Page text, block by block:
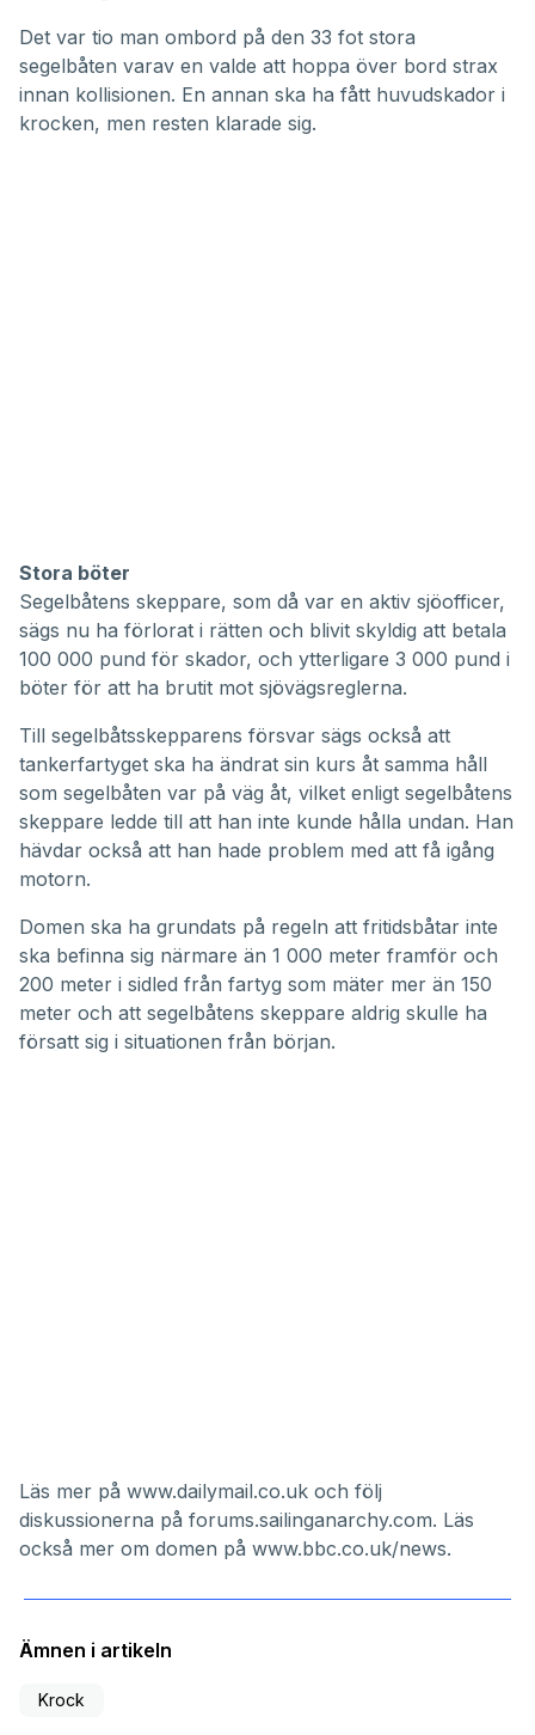
Det var tio man ombord på den 33 fot stora
segelbåten varav en valde att hoppa över bord strax
innan kollisionen. En annan ska ha fått huvudskador i
krocken, men resten klarade sig.
Stora böter
Segelbåtens skeppare, som då var en aktiv sjöofficer,
sägs nu ha förlorat i rätten och blivit skyldig att betala
100 000 pund för skador, och ytterligare 3 000 pund i
böter för att ha brutit mot sjövägsreglerna.
Till segelbåtsskepparens försvar sägs också att
tankerfartyget ska ha ändrat sin kurs åt samma håll
som segelbåten var på väg åt, vilket enligt segelbåtens
skeppare ledde till att han inte kunde hålla undan. Han
hävdar också att han hade problem med att få igång
motorn.
Domen ska ha grundats på regeln att fritidsbåtar inte
ska befinna sig närmare än 1 000 meter framför och
200 meter i sidled från fartyg som mäter mer än 150
meter och att segelbåtens skeppare aldrig skulle ha
försatt sig i situationen från början.
Läs mer på www.dailymail.co.uk och följ
diskussionerna på forums.sailinganarchy.com. Läs
också mer om domen på www.bbc.co.uk/news.
Ämnen i artikeln
Krock